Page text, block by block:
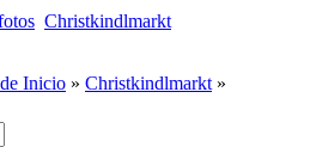
Christkindlmarkt
Inicio » Christkindlmarkt »